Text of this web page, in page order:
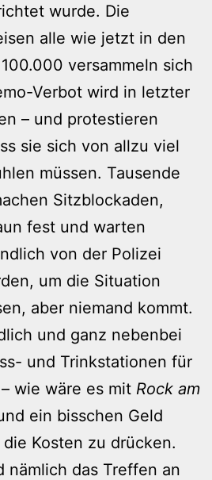
wurde. Die
alle wie jetzt in den
versammeln sich
Verbot wird in letzter
– und protestieren
sie sich von allzu viel
müssen. Tausende
Sitzblockaden,
fest und warten
von der Polizei
um die Situation
aber niemand kommt.
und ganz nebenbei
und Trinkstationen für
wie wäre es mit Rock am
ein bisschen Geld
Kosten zu drücken.
nämlich das Treffen an